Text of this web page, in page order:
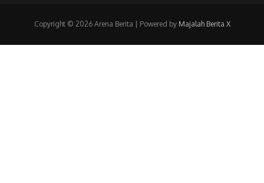
Copyright © 2026 Arena Berita | Powered by Majalah Berita X